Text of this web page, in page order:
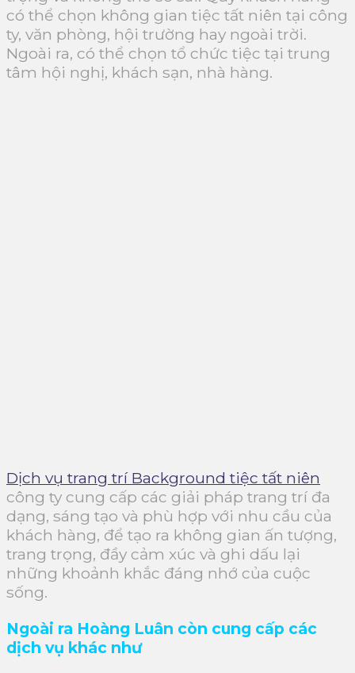
có thể chọn không gian tiệc tất niên tại công
ty, văn phòng, hội trường hay ngoài trời.
Ngoài ra, có thể chọn tổ chức tiệc tại trung
tâm hội nghị, khách sạn, nhà hàng.
Dịch vụ trang trí Background tiệc tất niên
công ty cung cấp các giải pháp trang trí đa
dạng, sáng tạo và phù hợp với nhu cầu của
khách hàng, để tạo ra không gian ấn tượng,
trang trọng, đầy cảm xúc và ghi dấu lại
những khoảnh khắc đáng nhớ của cuộc
sống.
Ngoài ra Hoàng Luân còn cung cấp các
dịch vụ khác như